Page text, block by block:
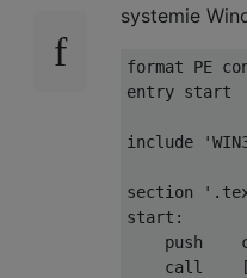
systemie
format PE
entry start
include
section
start:
push
call